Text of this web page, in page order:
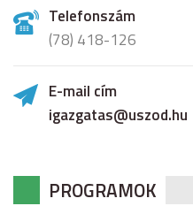
Telefonszám
(78) 418-126
E-mail cím
igazgatas@uszod.hu
PROGRAMOK